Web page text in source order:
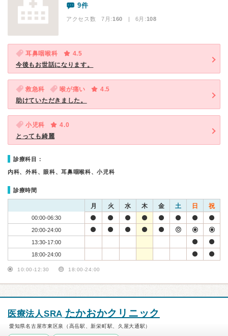
9件
アクセス数 7月:160 | 6月:108
耳鼻咽喉科
4.5
今後もお世話になります。
救急科 喉が痛い
4.5
助けていただきました。
小児科
4.0
とっても綺麗
診療科目：
内科、外科、眼科、耳鼻咽喉科、小児科
診療時間
月 火 水 木 金 土 日 祝
00:00-06:30
20:00-24:00
13:30-17:00
18:00-24:00
10:00-12:30 18:00-24:00
医療法人SRA たかおかクリニック
愛知県名古屋市東区泉（高岳駅、新栄町駅、久屋大通駅）